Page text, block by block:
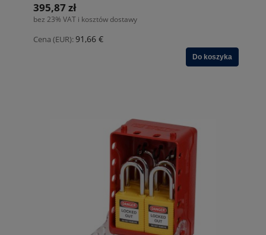
395,87 zł
bez 23% VAT i kosztów dostawy
Cena (EUR):91,66 €
Do koszyka